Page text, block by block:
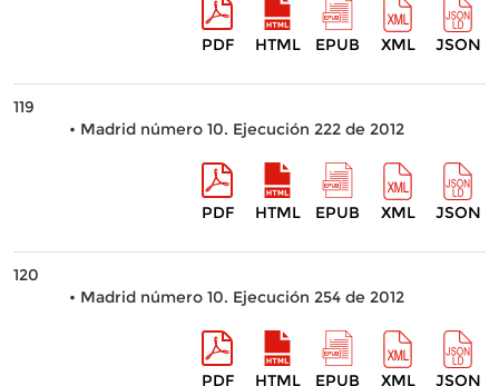
PDF HTML EPUB XML JSON
119
• Madrid número 10. Ejecución 222 de 2012
PDF HTML EPUB XML JSON
120
• Madrid número 10. Ejecución 254 de 2012
PDF HTML EPUB XML JSON